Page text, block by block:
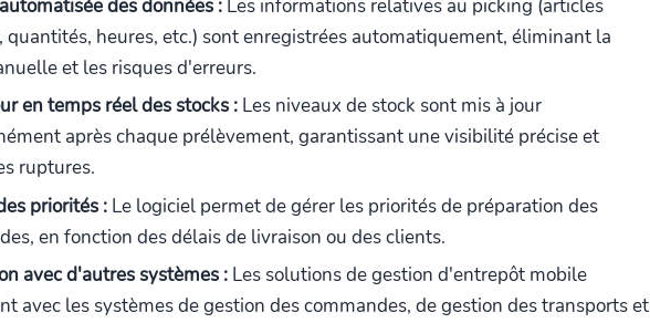
des données : Les informations relatives au picking (articles
quantités, heures, etc.) sont enregistrées automatiquement, éliminant la
et les risques d'erreurs.
en temps réel des stocks : Les niveaux de stock sont mis à jour
après chaque prélèvement, garantissant une visibilité précise et
ruptures.
priorités : Le logiciel permet de gérer les priorités de préparation des
en fonction des délais de livraison ou des clients.
avec d'autres systèmes : Les solutions de gestion d'entrepôt mobile
avec les systèmes de gestion des commandes, de gestion des transports et